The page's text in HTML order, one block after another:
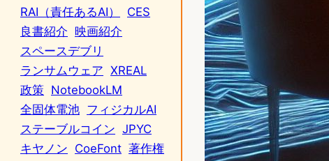
RAI（責任あるAI）
CES
良書紹介 映画紹介
スペースデブリ
ランサムウェア XREAL
政策 NotebookLM
全固体電池 フィジカルAI
ステーブルコイン JPYC
キヤノン CoeFont 著作権